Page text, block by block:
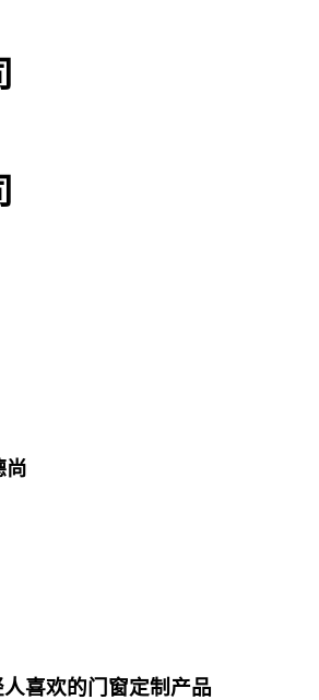
尚
喜欢的门窗定制产品